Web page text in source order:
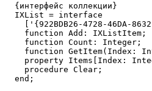
  {интерфейс коллекции}
  IXList = interface
['{922BDB26-4728-46DA-
    function Add: IXListItem;
    function Count: Integer;
function GetItem(Index:
property Items[Index:
    procedure Clear;
  end;